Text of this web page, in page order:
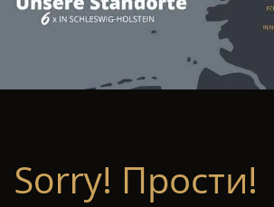
Sorry! Прости!